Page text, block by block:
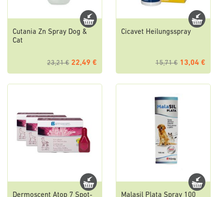
Cutania Zn Spray Dog &
Cat
23,21 € 22,49 €
Cicavet Heilungsspray
15,71 € 13,04 €
Dermoscent Atop 7 Spot-
Malasil Plata Spray 100